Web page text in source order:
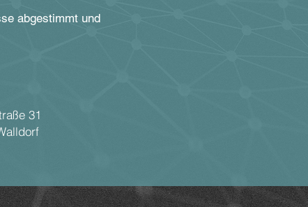
abgestimmt und
31